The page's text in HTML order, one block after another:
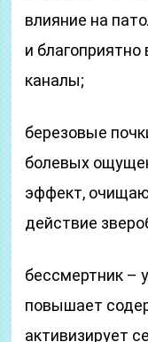
влияние на
и
каналы;
березовые
болевых
эффект,
действие
бессмертник –
повышает
активизирует